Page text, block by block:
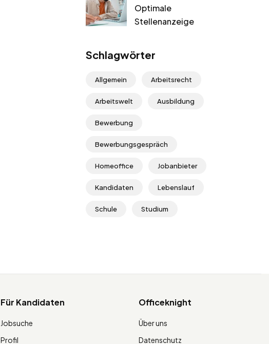
Optimale
Stellenanzeige
Schlagwörter
Allgemein Arbeitsrecht
Arbeitswelt Ausbildung
Bewerbung
Bewerbungsgespräch
Homeoffice Jobanbieter
Kandidaten Lebenslauf
Schule Studium
Für Kandidaten
Jobsuche
Profil
Officeknight
Über uns
Datenschutz